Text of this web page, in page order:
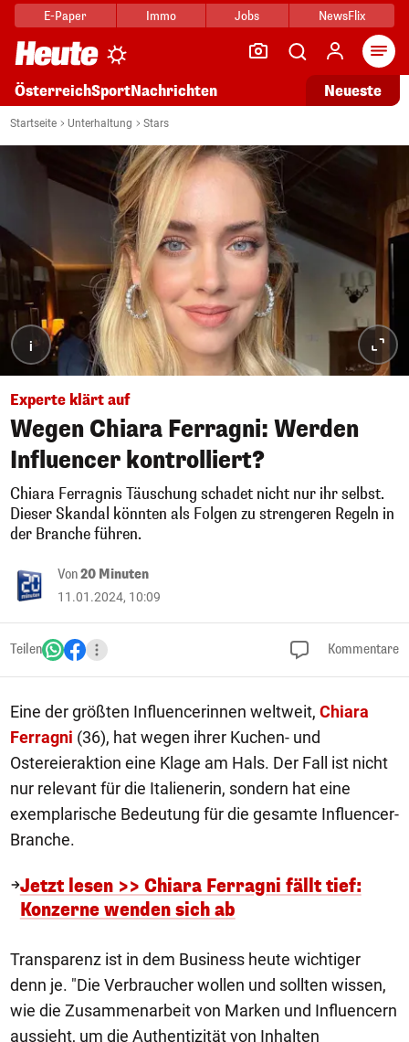
E-Paper Immo Jobs NewsFlix
ÖsterreichSportNachrichten Neueste
Startseite Unterhaltung Stars
i
Experte klärt auf
Wegen Chiara Ferragni: Werden
Influencer kontrolliert?
Chiara Ferragnis Täuschung schadet nicht nur ihr selbst.
Dieser Skandal könnten als Folgen zu strengeren Regeln in
der Branche führen.
Von20 Minuten
11.01.2024, 10:09
Teilen Kommentare
Eine der größten Influencerinnen weltweit, Chiara
Ferragni (36), hat wegen ihrer Kuchen- und
Ostereieraktion eine Klage am Hals. Der Fall ist nicht
nur relevant für die Italienerin, sondern hat eine
exemplarische Bedeutung für die gesamte Influencer-
Branche.
Jetzt lesen >> Chiara Ferragni fällt tief:
Konzerne wenden sich ab
Transparenz ist in dem Business heute wichtiger
denn je. "Die Verbraucher wollen und sollten wissen,
wie die Zusammenarbeit von Marken und Influencern
aussieht, um die Authentizität von Inhalten